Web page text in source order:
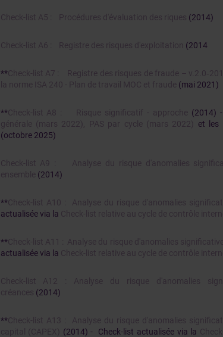
Check-list A5 : Procédures d'évaluation des riques (2014)
Check-list A6 : Registre des risques d'exploitation (2014
**Check-list A7 : Registre des risques de fraude –
la norme ISA 240 - Plan de travail MOC et fraude (mai 2021)
**Check-list A8 : Risque significatif - approche (2014)
générale (mars 2022), PAS par cycle (mars 2022)
et les
(octobre 2025)
Check-list A9 : Analyse du risque d'anomalies
ensemble (2014)
**Check-list A10 : Analyse du risque d'anomalies
actualisée via la Check-list relative au cycle de contrôle
**Check-list A11 : Analyse du risque d'anomalies
actualisée via la Check-list relative au cycle de contrôle
Check-list A12 : Analyse du risque d'anomalies
créances (2014)
**Check-list A13 : Analyse du risque d'anomalies
capital (CAPEX) (2014) - Check-list actualisée via la